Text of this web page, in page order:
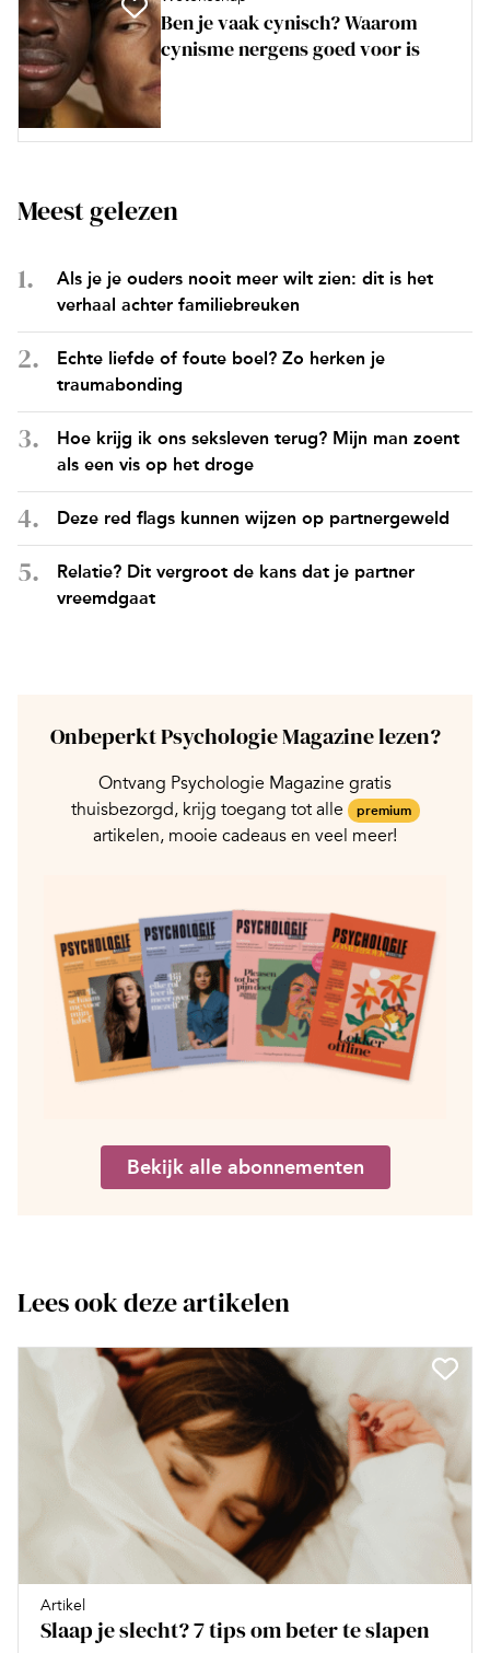
Ben je vaak cynisch? Waarom
cynisme nergens goed voor is
Meest gelezen
Als je je ouders nooit meer wilt zien: dit is het
verhaal achter familiebreuken
Echte liefde of foute boel? Zo herken je
traumabonding
Hoe krijg ik ons seksleven terug? Mijn man zoent
als een vis op het droge
Deze red flags kunnen wijzen op partnergeweld
Relatie? Dit vergroot de kans dat je partner
vreemdgaat
Onbeperkt Psychologie Magazine lezen?
Ontvang Psychologie Magazine gratis
thuisbezorgd, krijg toegang tot alle
premium
artikelen, mooie cadeaus en veel meer!
Bekijk alle abonnementen
Lees ook deze artikelen
Artikel
Slaap je slecht? 7 tips om beter te slapen